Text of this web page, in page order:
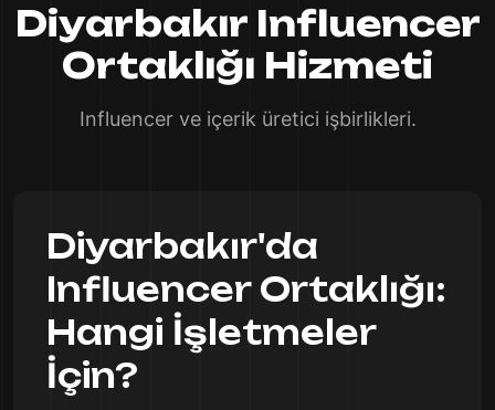
Diyarbakır Influencer
Ortaklığı Hizmeti
Influencer ve içerik üretici işbirlikleri.
Diyarbakır'da
Influencer Ortaklığı:
Hangi İşletmeler
İçin?